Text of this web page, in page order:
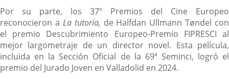
Por su parte, los 37º Premios del Cine Europeo
reconocieron a La tutoría, de Halfdan Ullmann Tøndel con
el premio Descubrimiento Europeo-Premio FIPRESCI al
mejor largometraje de un director novel. Esta película,
incluida en la Sección Oficial de la 69ª Seminci, logró el
premio del Jurado Joven en Valladolid en 2024.